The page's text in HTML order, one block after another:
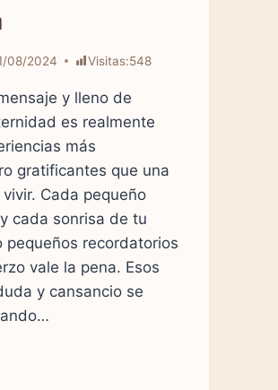
08/2024 Visitas:548
y lleno de
es realmente
más
gratificantes que una
Cada pequeño
cada sonrisa de tu
pequeños recordatorios
vale la pena. Esos
y cansancio se